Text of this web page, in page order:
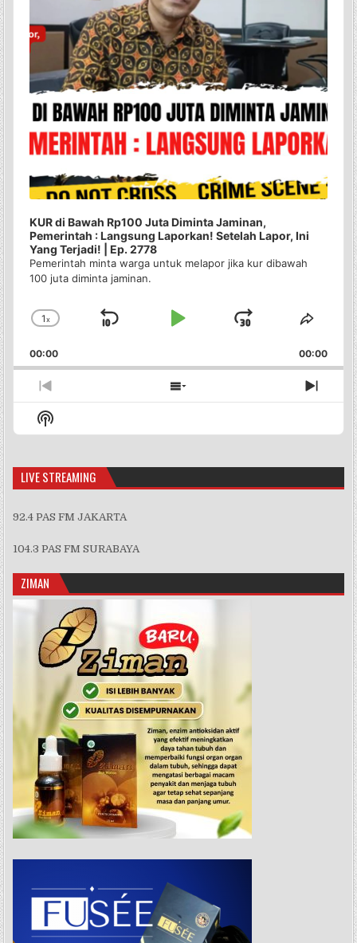
KUR di Bawah Rp100 Juta Diminta Jaminan,
Pemerintah : Langsung Laporkan! Setelah Lapor, Ini
Yang Terjadi! | Ep. 2778
Pemerintah minta warga untuk melapor jika kur dibawah
100 juta diminta jaminan.
Change
Rate
1x
Skip
Play
Jump
Forward
Share
00:00 00:00
Previous
Episode
Show
Episodes
Next
Show
Podcast
LIVE STREAMING
92.4 PAS FM JAKARTA
104.3 PAS FM SURABAYA
ZIMAN